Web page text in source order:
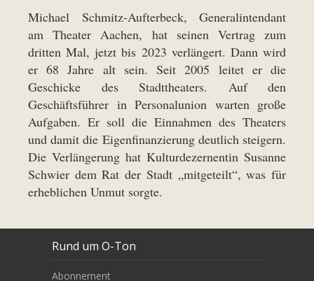
Michael Schmitz-Aufterbeck, Generalintendant
amTheater Aachen, hat seinen Vertrag zum
dritten Mal, jetzt bis 2023 verlängert. Dann wird
er 68 Jahre alt sein. Seit 2005 leitet er die
Geschicke des Stadttheaters. Auf den
Geschäftsführer in Personalunion warten große
Aufgaben. Er soll die Einnahmen des Theaters
und damit die Eigenfinanzierung deutlich steigern.
Die Verlängerung hat Kulturdezernentin Susanne
Schwier dem Rat der Stadt „mitgeteilt“, was für
erheblichen Unmut sorgte.
Rund um O-Ton
Abonnement